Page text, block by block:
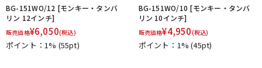
アンプ エフェクター
DJ機器 DTM
BG-151WO/12 [モンキー・タンバ
リン 12インチ]
販売価格¥6,050(税込)
ポイント：1% (55pt)
BG-151WO/10 [モンキー・タンバ
リン 10インチ]
販売価格¥4,950(税込)
ポイント：1%(45pt)